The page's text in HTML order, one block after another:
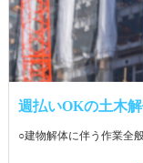
週払いOKの土木